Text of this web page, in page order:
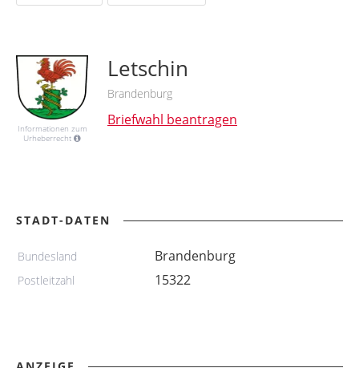
Informationen zum
Urheberrecht
Letschin
Brandenburg
Briefwahl beantragen
STADT-DATEN
Bundesland Brandenburg
Postleitzahl 15322